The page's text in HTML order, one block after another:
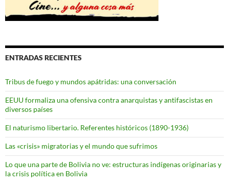
ENTRADAS RECIENTES
Tribus de fuego y mundos apátridas: una conversación
EEUU formaliza una ofensiva contra anarquistas y antifascistas en
diversos países
El naturismo libertario. Referentes históricos (1890-1936)
Las «crisis» migratorias y el mundo que sufrimos
Lo que una parte de Bolivia no ve: estructuras indígenas originarias y
la crisis política en Bolivia